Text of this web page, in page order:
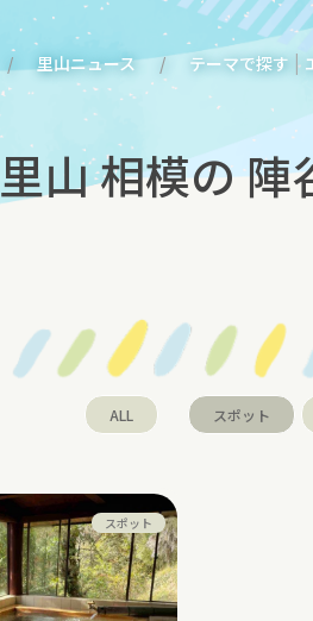
里山ニュース テーマで探す |
里山 相模の
ALL スポット
スポット